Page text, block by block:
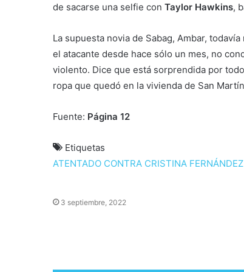
de sacarse una selfie con Taylor Hawkins,
La supuesta novia de Sabag, Ambar,
el atacante desde hace sólo un mes, no
violento. Dice que está sorprendida por
ropa que quedó en la vivienda de San
Fuente: Página 12
Etiquetas
ATENTADO CONTRA CRISTINA FERNÁNDEZ
3 septiembre, 2022